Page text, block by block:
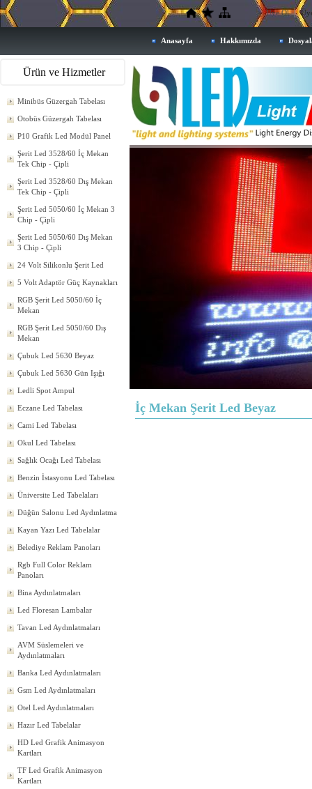
Üye Ol
Anasayfa Hakkımızda
Ürün ve Hizmetler
Minibüs Güzergah Tabelası
Otobüs Güzergah Tabelası
P10 Grafik Led Modül Panel
Şerit Led 3528/60 İç Mekan
Tek Chip - Çipli
Şerit Led 3528/60 Dış Mekan
Tek Chip - Çipli
Şerit Led 5050/60 İç Mekan 3
Chip - Çipli
Şerit Led 5050/60 Dış Mekan
3 Chip - Çipli
24 Volt Silikonlu Şerit Led
5 Volt Adaptör Güç Kaynakları
RGB Şerit Led 5050/60 İç
Mekan
RGB Şerit Led 5050/60 Dış
Mekan
Çubuk Led 5630 Beyaz
Çubuk Led 5630 Gün Işığı
Ledli Spot Ampul
Eczane Led Tabelası
Cami Led Tabelası
Okul Led Tabelası
Sağlık Ocağı Led Tabelası
Benzin İstasyonu Led Tabelası
Üniversite Led Tabelaları
Düğün Salonu Led Aydınlatma
Kayan Yazı Led Tabelalar
Belediye Reklam Panoları
Rgb Full Color Reklam
Panoları
Bina Aydınlatmaları
Led Floresan Lambalar
Tavan Led Aydınlatmaları
AVM Süslemeleri ve
Aydınlatmaları
Banka Led Aydınlatmaları
Gsm Led Aydınlatmaları
Otel Led Aydınlatmaları
Hazır Led Tabelalar
HD Led Grafik Animasyon
Kartları
TF Led Grafik Animasyon
Kartları
İç Mekan Şerit Led Beyaz